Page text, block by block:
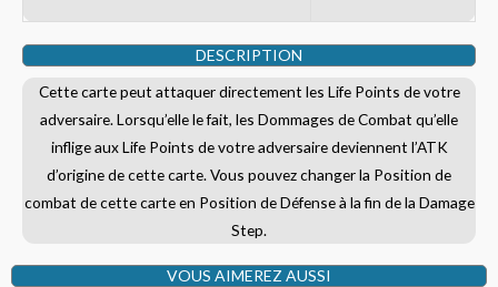
DESCRIPTION
Cette carte peut attaquer directement les Life Points de votre
adversaire. Lorsqu’elle le fait, les Dommages de Combat qu’elle
inflige aux Life Points de votre adversaire deviennent l’ATK
d’origine de cette carte. Vous pouvez changer la Position de
combat de cette carte en Position de Défense à la fin de la Damage
Step.
VOUS AIMEREZ AUSSI